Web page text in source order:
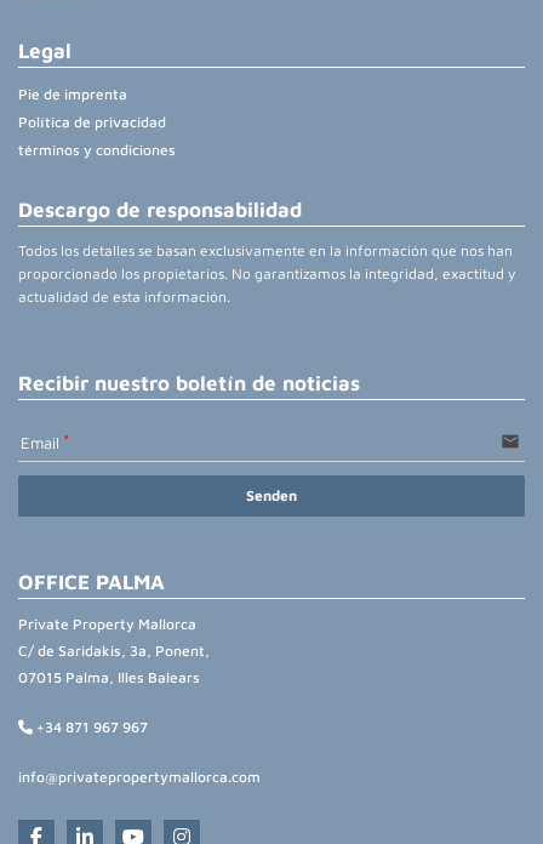
Legal
Pie de imprenta
Política de privacidad
términos y condiciones
Descargo de responsabilidad
Todos los detalles se basan exclusivamente en la información que nos han
proporcionado los propietarios. No garantizamos la integridad, exactitud y
actualidad de esta información.
Recibir nuestro boletín de noticias
Email email
Senden
OFFICE PALMA
Private Property Mallorca
C/ de Saridakis, 3a, Ponent,
07015 Palma, Illes Balears
+34 871 967 967
info@privatepropertymallorca.com